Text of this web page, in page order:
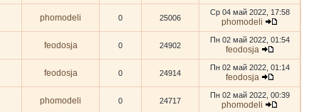
phomodeli 0 25006
Ср 04 май 2022, 17:58
phomodeli
feodosja 0 24902
Пн 02 май 2022, 01:54
feodosja
feodosja 0 24914
Пн 02 май 2022, 01:14
feodosja
phomodeli 0 24717
Пн 02 май 2022, 00:39
phomodeli